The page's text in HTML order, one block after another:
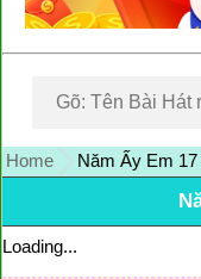
Home Năm Ấy Em 17
Loading...